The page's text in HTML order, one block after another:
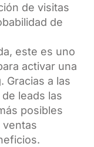
de visitas
de
este es uno
activar una
Gracias a las
leads las
posibles
ventas